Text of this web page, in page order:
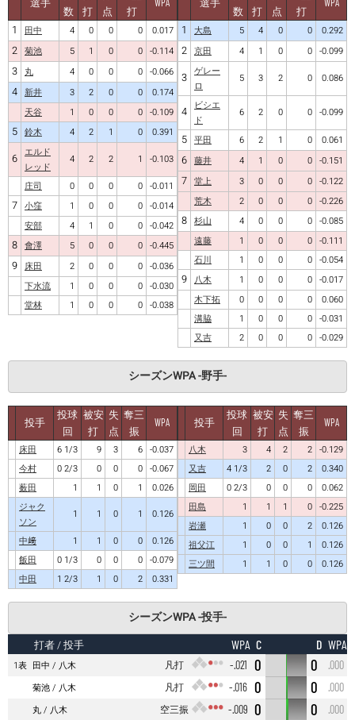
選手
数
打
点
打
WPA
1 田中 4 0 0 0 0.017
2 菊池 5 1 0 0 -0.114
3 丸 4 0 0 0 -0.066
4 新井 3 2 0 0
0.174
天谷
1 0 0 0 -0.109
5 鈴木 4 2 1 0 0.391
6 エルド
レッド
4 2 2 1
-0.103
庄司
0 0 0 0 -0.011
7 小窪 1 0 0 0 -0.014
安部
4 1 0 0 -0.042
8 會澤 5 0 0 0 -0.445
9 床田 2 0 0 0 -0.036
下水流
1 0 0 0 -0.030
堂林
1 0 0 0 -0.038
選手
数
打
点
打
WPA
1 大島 5 4 0 0 0.292
2 京田 4 1 0 0 -0.099
3 ゲレー
ロ
5 3 2 0 0.086
4
ビシエ
ド
6 2 0 0 -0.099
5 平田 6 2 1 0 0.061
6 藤井 4 1 0 0 -0.151
7 堂上 3 0 0 0 -0.122
荒木
2 0 0 0 -0.226
8 杉山 4 0 0 0 -0.085
遠藤
1 0 0 0 -0.111
石川
1 0 0 0 -0.054
9 八木 1 0 0 0 -0.017
木下拓
0 0 0 0
0.060
溝脇
1 0 0 0 -0.031
又吉
2 0 0 0 -0.029
シーズンWPA -野手-
投手
投球
回
被安
打
失
点
奪三
振
WPA
床田 6 1/3 9 3 6 -0.037
今村
0 2/3 0 0 0 -0.067
薮田
1 1 0 1
0.026
ジャク
ソン
1 1 0 1
0.126
中﨑
1 1 0 0
0.126
飯田
0 1/3 0 0 0 -0.079
中田
1 2/3 1 0 2 0.331
投手
投球
回
被安
打
失
点
奪三
振
WPA
八木 3 4 2 2 -0.129
又吉
4 1/3 2 0 2
0.340
岡田
0 2/3 0 0 0
0.062
田島
1 1 1 0 -0.225
岩瀬
1 0 0 2
0.126
祖父江
1 0 0 1
0.126
三ツ間
1 1 0 0 0.126
シーズンWPA -投手-
打者/ 投手 WPA C D WPA
1表 田中 八木 凡打 -.021 0 0
.000
菊池
八木 凡打 -.016 0 0
.000
丸
八木 空三振 -.009 0 0
.000